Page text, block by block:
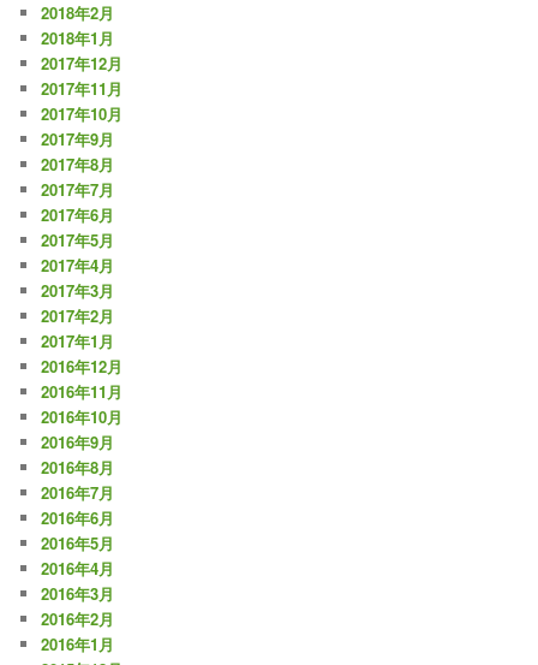
2018年2月
2018年1月
2017年12月
2017年11月
2017年10月
2017年9月
2017年8月
2017年7月
2017年6月
2017年5月
2017年4月
2017年3月
2017年2月
2017年1月
2016年12月
2016年11月
2016年10月
2016年9月
2016年8月
2016年7月
2016年6月
2016年5月
2016年4月
2016年3月
2016年2月
2016年1月